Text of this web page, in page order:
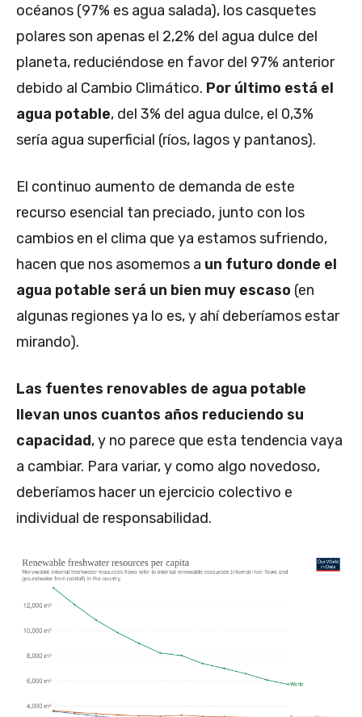
océanos (97% es agua salada), los casquetes
polares son apenas el 2,2% del agua dulce del
planeta, reduciéndose en favor del 97% anterior
debido al Cambio Climático. Por último está el
agua potable, del 3% del agua dulce, el 0,3%
sería agua superficial (ríos, lagos y pantanos).
El continuo aumento de demanda de este
recurso esencial tan preciado, junto con los
cambios en el clima que ya estamos sufriendo,
hacen que nos asomemos a un futuro donde el
agua potable será un bien muy escaso (en
algunas regiones ya lo es, y ahí deberíamos estar
mirando).
Las fuentes renovables de agua potable
llevan unos cuantos años reduciendo su
capacidad, y no parece que esta tendencia vaya
a cambiar. Para variar, y como algo novedoso,
deberíamos hacer un ejercicio colectivo e
individual de responsabilidad.